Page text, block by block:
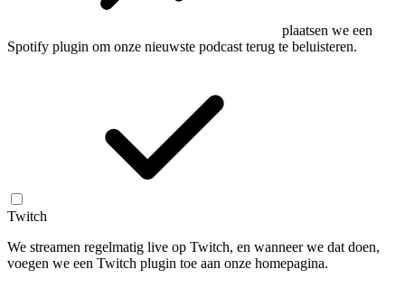
plaatsen we een
Spotify plugin om onze nieuwste podcast terug te beluisteren.
Twitch
We streamen regelmatig live op Twitch, en wanneer we dat doen,
voegen we een Twitch plugin toe aan onze homepagina.